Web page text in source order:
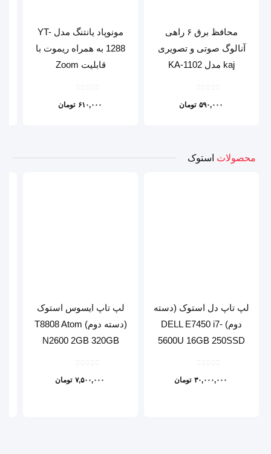
محافظ برق ۶ راهی
آنالوگ صوتی و تصویری
kaj مدل KA-1102
تومان
مونوپاد یانتنگ مدل YT-
1288 به همراه ریموت با
قابلیت Zoom
تومان
محصولات استوک
لپ تاپ دل استوک (دسته
دوم) DELL E7450 i7-
5600U 16GB 250SSD
تومان
لپ تاپ ایسوس استوک
(دسته دوم) T8808 Atom
N2600 2GB 320GB
تومان